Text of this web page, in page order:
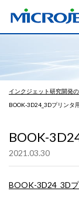
インクジェット研究開発
BOOK-3D24_3Dプリンタ
BOOK-
2021.03.30
BOOK-3D24_3D